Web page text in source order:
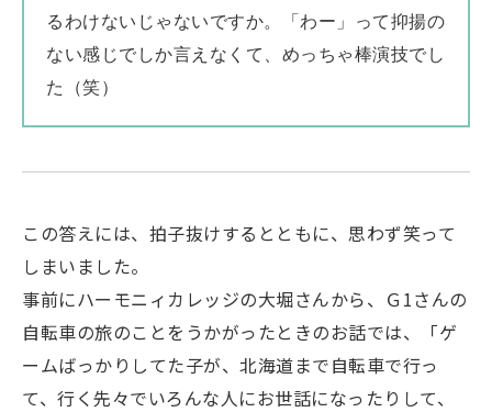
るわけないじゃないですか。「わー」って抑揚の
ない感じでしか言えなくて、めっちゃ棒演技でし
た（笑）
この答えには、拍子抜けするとともに、思わず笑って
しまいました。
事前にハーモニィカレッジの大堀さんから、Ｇ1さんの
自転車の旅のことをうかがったときのお話では、「ゲ
ームばっかりしてた子が、北海道まで自転車で行っ
て、行く先々でいろんな人にお世話になったりして、